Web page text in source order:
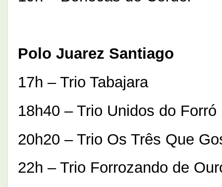
Polo Juarez Santiago
17h – Trio Tabajara
18h40 – Trio Unidos do Forró
20h20 – Trio Os Três Que
22h – Trio Forrozando de